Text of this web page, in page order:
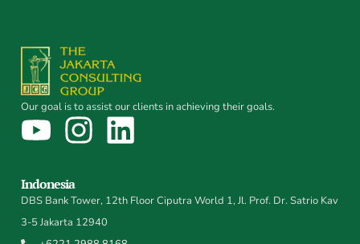
Our goal is to assist our clients in achieving their goals.
Indonesia
DBS Bank Tower, 12th Floor Ciputra World 1, Jl. Prof. Dr. Satrio Kav
3-5 Jakarta 12940